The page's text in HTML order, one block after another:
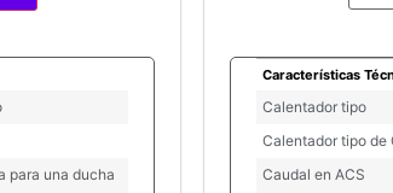
para una ducha
Características
Calentador tipo
Calentador tipo de
Caudal en ACS